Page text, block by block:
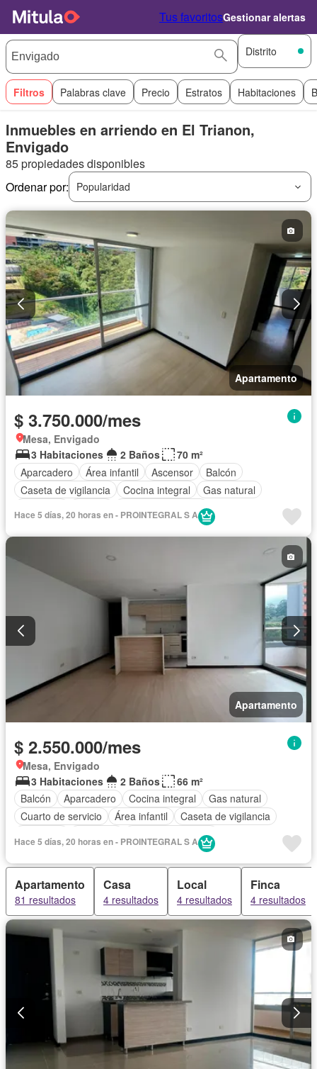
Tus favoritosGestionar alertas
Distrito
Filtros Palabras clave Precio Estratos Habitaciones
Inmuebles en arriendo en El Trianon,
Envigado
85 propiedades disponibles
Ordenar por:
Popularidad
Apartamento
$ 3.750.000/mes
Mesa, Envigado
3 Habitaciones
2 Baños
70 m²
Aparcadero
Área infantil Ascensor
Balcón
Caseta de vigilancia
Cocina integral
Gas natural
Seguridad privada
Hace 5 días, 20 horas en - PROINTEGRAL S A
Apartamento
$ 2.550.000/mes
Mesa, Envigado
3 Habitaciones
2 Baños
66 m²
Balcón
Aparcadero Cocina integral
Gas natural
Cuarto de servicio
Área infantil
Caseta de vigilancia
Seguridad privada
Hace 5 días, 20 horas en - PROINTEGRAL S A
Apartamento
81 resultados
Casa
4 resultados
Local
4 resultados
Finca
4 resultados